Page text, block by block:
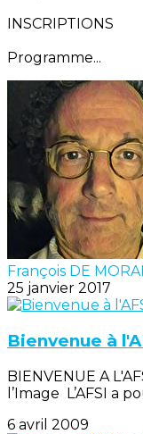
INSCRIPTIONS
Programme...
François DE
25 janvier 2017
Bienvenue à
BIENVENUE A
l’Image L’AFSI a
6 avril 2009